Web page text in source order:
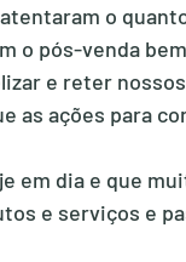
o
o pós-venda
e reter
as ações para
em dia e que
e serviços e